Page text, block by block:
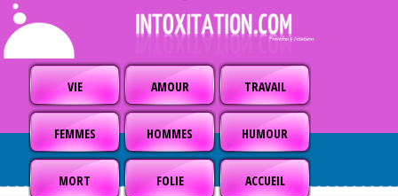
VIE AMOUR TRAVAIL
FEMMES HOMMES HUMOUR
MORT FOLIE ACCUEIL